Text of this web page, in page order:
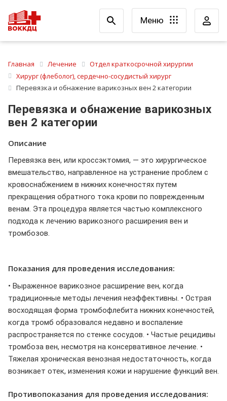
Меню
Главная Лечение
Отдел краткосрочной хирургии
Хирург (флеболог), сердечно-сосудистый хирург
Перевязка и обнажение варикозных вен 2 категории
Перевязка и обнажение варикозных
вен 2 категории
Описание
Перевязка вен, или кроссэктомия, — это хирургическое
вмешательство, направленное на устранение проблем с
кровоснабжением в нижних конечностях путем
прекращения обратного тока крови по поврежденным
венам. Эта процедура является частью комплексного
подхода к лечению варикозного расширения вен и
тромбозов.
Показания для проведения исследования:
• Выраженное варикозное расширение вен, когда
традиционные методы лечения неэффективны. • Острая
восходящая форма тромбофлебита нижних конечностей,
когда тромб образовался недавно и воспаление
распространяется по стенке сосудов. • Частые рецидивы
тромбоза вен, несмотря на консервативное лечение. •
Тяжелая хроническая венозная недостаточность, когда
возникает отек, изменения кожи и нарушение функций вен.
Противопоказания для проведения исследования: